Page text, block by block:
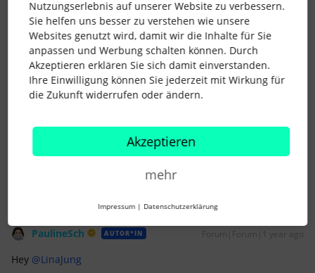
Ich habe übrigens kurz nachgeschaut, welche Surprise Songs
du hattest, und bei „this is me trying“ bin ich fast ein
bisschen neidisch – das ist einer meiner absoluten
Lieblingssongs! Wie war der Abend für dich? 😊
Liebe Grüße
3 Menschen gefällt dies
PaulineSch AUTOR*IN Forum|Forum|1 year ago
Hey @LinaJung
Nutzungserlebnis auf unserer Website zu verbessern.
Sie helfen uns besser zu verstehen wie unsere
Websites genutzt wird, damit wir die Inhalte für Sie
anpassen und Werbung schalten können. Durch
Akzeptieren erklären Sie sich damit einverstanden.
Ihre Einwilligung können Sie jederzeit mit Wirkung für
die Zukunft widerrufen oder ändern.
Akzeptieren
mehr
Impressum | Datenschutzerklärung